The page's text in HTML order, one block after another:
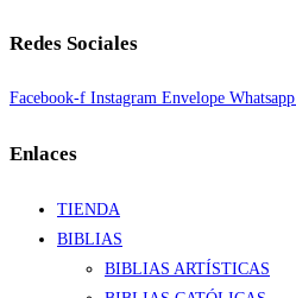
Redes Sociales
Facebook-f Instagram Envelope Whatsapp
Enlaces
TIENDA
BIBLIAS
BIBLIAS ARTÍSTICAS